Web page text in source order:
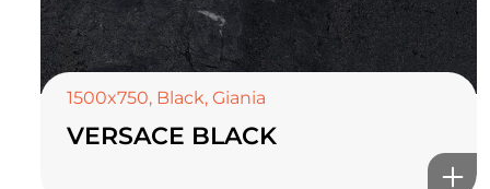
1500x750, Black, Giania
VERSACE BLACK